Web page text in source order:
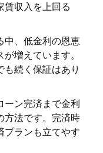
賃収入を上回る
中、低金利の恩恵
増えています。
続く保証はあり
ン完済まで金利
方法です。完済時
プランも立てやす